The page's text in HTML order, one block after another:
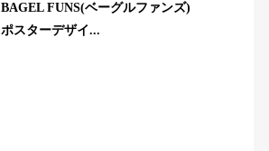
BAGEL FUNS(ベーグルファンズ)
ポスターデザイ...